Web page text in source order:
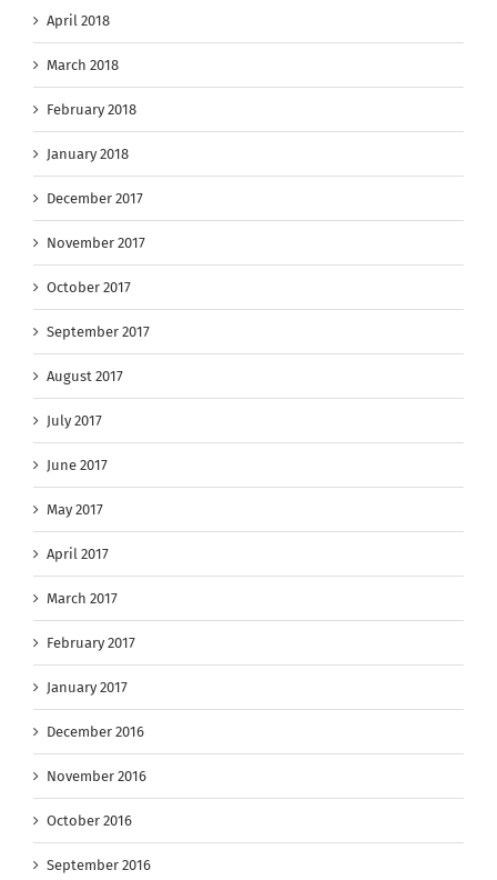
April 2018
March 2018
February 2018
January 2018
December 2017
November 2017
October 2017
September 2017
August 2017
July 2017
June 2017
May 2017
April 2017
March 2017
February 2017
January 2017
December 2016
November 2016
October 2016
September 2016